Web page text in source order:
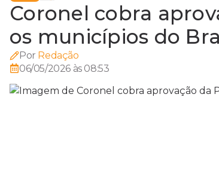
Coronel cobra
os municípios do
Por Redação
06/05/2026 às 08:53